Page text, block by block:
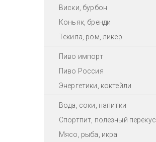
Виски, бурбон
Коньяк, бренди
Текила, ром, ликер
Пиво импорт
Пиво Россия
Энергетики, коктейли
Вода, соки, напитки
Спортпит, полезный перекус
Мясо, рыба, икра